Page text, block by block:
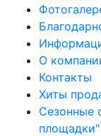
О
Контакты
Хиты
Сезонные
площадки"